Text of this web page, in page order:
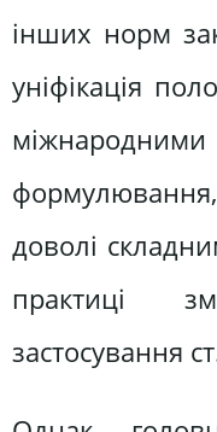
інших норм
уніфікація
доволі
практиці
застосування